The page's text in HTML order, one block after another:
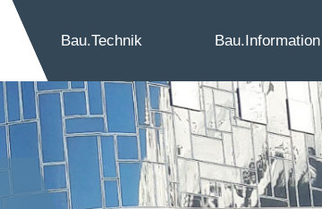
Bau.Technik Bau.Information